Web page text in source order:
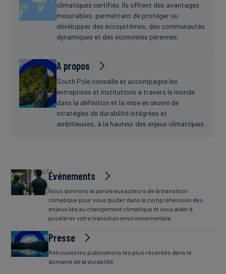
climatiques certifiés. Ils offrent des avantages
mesurables, permettant de protéger ou
développer des écosystèmes, des communautés
dynamiques et des économies pérennes.
A propos
South Pole conseille et accompagne les
entreprises et institutions à travers le monde
dans la définition et la mise en œuvre de
stratégies de durabilité intégrées et
ambitieuses, à la hauteur des enjeux climatiques.
Événements
Nous donnons la parole aux acteurs de la transition
climatique pour vous guider dans la compréhension des
enjeux liés au changement climatique et vous aider à
accélérer votre transition environnementale.
Presse
Retrouvez les publications les plus récentes dans le
domaine de la durabilité.